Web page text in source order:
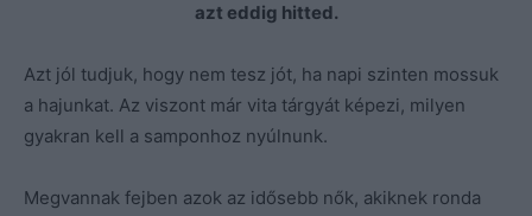
azt eddig hitted.
Azt jól tudjuk, hogy nem tesz jót, ha napi szinten mossuk
a hajunkat. Az viszont már vita tárgyát képezi, milyen
gyakran kell a samponhoz nyúlnunk.
Megvannak fejben azok az idősebb nők, akiknek ronda